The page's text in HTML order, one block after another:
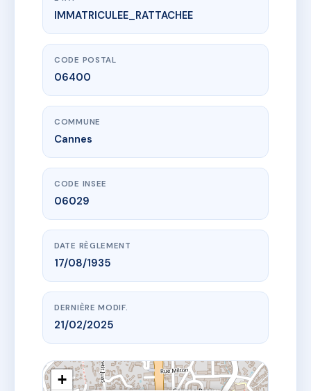
www.vme.plus/AA9772724
25 BLD CARNOT
25 bd carnot
IMMATRICULEE_RATTACHEE
CODE POSTAL
06400
COMMUNE
Cannes
CODE INSEE
06029
DATE RÈGLEMENT
17/08/1935
DERNIÈRE MODIF.
21/02/2025
+